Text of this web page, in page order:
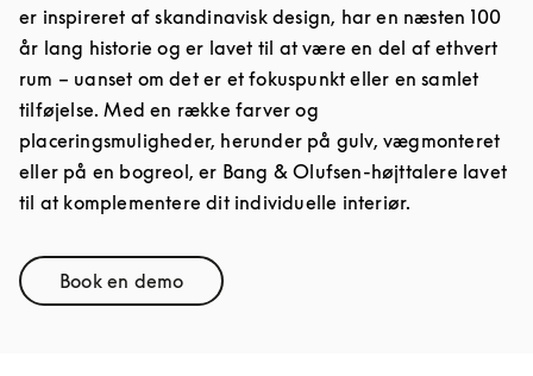
er inspireret af skandinavisk design, har en næsten 100
år lang historie og er lavet til at være en del af ethvert
rum – uanset om det er et fokuspunkt eller en samlet
tilføjelse. Med en række farver og
placeringsmuligheder, herunder på gulv, vægmonteret
eller på en bogreol, er Bang & Olufsen-højttalere lavet
til at komplementere dit individuelle interiør.
Book en demoLink Opens in New Tab